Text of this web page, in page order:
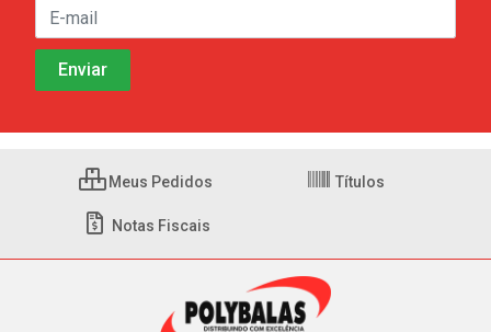
Meus Pedidos Títulos
Notas Fiscais